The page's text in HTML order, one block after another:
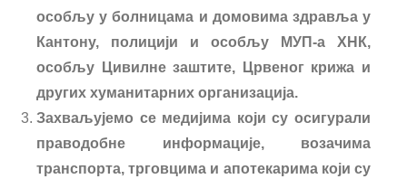
особљу у болницама и домовима здравља у
Кантону, полицији и особљу МУП-а ХНК,
особљу Цивилне заштите, Црвеног крижа и
других хуманитарних организација.
Захваљујемо се медијима који су осигурали
праводобне информације, возачима
транспорта, трговцима и апотекарима који су